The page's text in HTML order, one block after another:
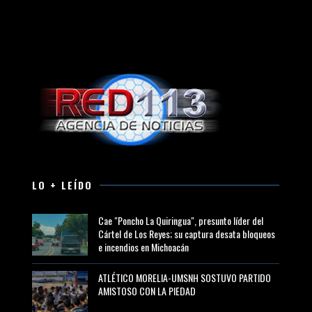
LO + LEÍDO
Cae "Poncho La Quiringua", presunto líder del
Cártel de Los Reyes; su captura desata bloqueos
e incendios en Michoacán
ATLÉTICO MORELIA-UMSNH SOSTUVO PARTIDO
AMISTOSO CON LA PIEDAD